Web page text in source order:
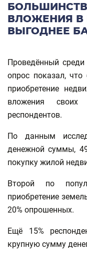
ВЛОЖЕНИЯ
ВЫГОДНЕЕ
Проведённый среди
опрос показал, что
приобретение
вложения
респондентов.
По данным
денежной суммы,
покупку жилой
Второй по
приобретение
20% опрошенных.
Ещё 15%
крупную сумму